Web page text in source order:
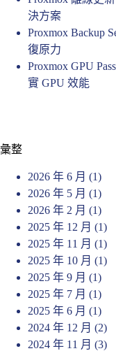
決方案
Proxmox Backup
復原力
Proxmox GPU
實 GPU 效能
彙整
2026 年 6 月 (1)
2026 年 5 月 (1)
2026 年 2 月 (1)
2025 年 12 月 (1)
2025 年 11 月 (1)
2025 年 10 月 (1)
2025 年 9 月 (1)
2025 年 7 月 (1)
2025 年 6 月 (1)
2024 年 12 月 (2)
2024 年 11 月 (3)